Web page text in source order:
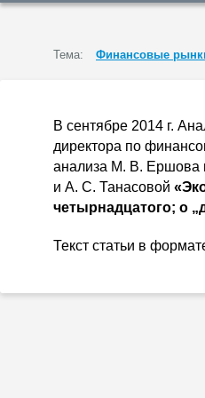
Тема: Финансовые
В сентябре 2014 г.
директора по
анализа М. В. Ершова
и А. С. Танасовой
четырнадцатого; о
Текст статьи в